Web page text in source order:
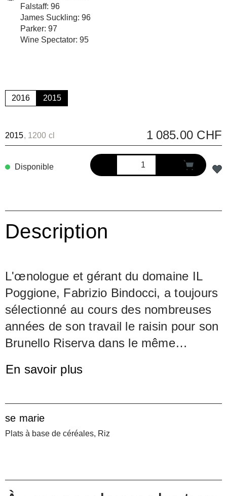
Falstaff: 96
James Suckling: 96
Parker: 97
Wine Spectator: 95
2016 2015
2015, 1200 cl 1 085.00 CHF
Disponible
Description
L'œnologue et gérant du domaine IL
Poggione, Fabrizio Bindocci, a toujours
sélectionné au cours des nombreuses
années de son travail le raisin pour son
Brunello Riserva dans le même
l'Azienda. C'est la Vigna Paganelli qui a
était bon à très bon, une sélection des
chêne pendant trois à quatre ans,
aboutissait à une excellente Riserva.
En savoir plus
se marie
Plats à base de céréales, Riz